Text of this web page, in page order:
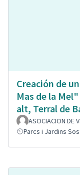
Creación de
Mas de la
alt, Terral de
ASOCIACION DE
Parcs i Jardins